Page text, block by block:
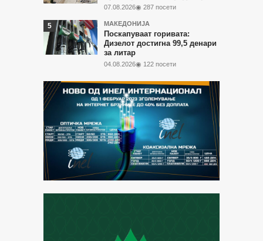
07.08.2026◉ 287 посети
МАКЕДОНИЈА
Поскапуваат горивата:
Дизелот достигна 99,5 денари
за литар
04.08.2026◉ 122 посети